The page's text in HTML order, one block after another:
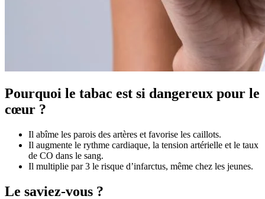
Pourquoi le tabac est si dangereux pour le
cœur ?
Il abîme les parois des artères et favorise les caillots.
Il augmente le rythme cardiaque, la tension artérielle et le taux
de CO dans le sang.
Il multiplie par 3 le risque d’infarctus, même chez les jeunes.
Le saviez-vous ?